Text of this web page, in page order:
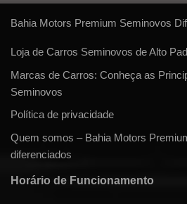
Bahia Motors Premium Seminovos
Loja de Carros Seminovos de Alto
Marcas de Carros: Conheça as
Seminovos
Política de privacidade
Quem somos – Bahia Motors
diferenciados
Horário de Funcionamento